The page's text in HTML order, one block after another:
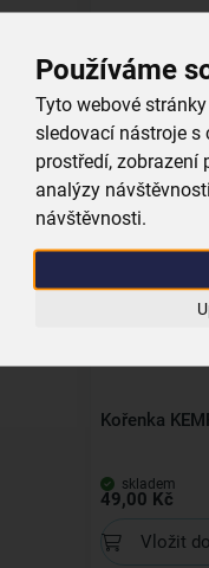
Používáme
Tyto webové
sledovací nástroje s
prostředí, zobrazení
analýzy
návštěvnosti.
Vědro
skladem
299,00 Kč
Vložit
Kořenka
skladem
49,00 Kč
Vložit